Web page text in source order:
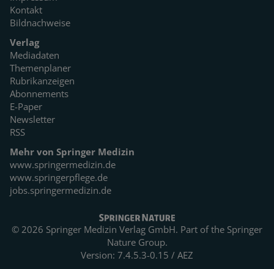
Kontakt
Bildnachweise
Verlag
Mediadaten
Themenplaner
Rubrikanzeigen
Abonnements
E-Paper
Newsletter
RSS
Mehr von Springer Medizin
www.springermedizin.de
www.springerpflege.de
jobs.springermedizin.de
© 2026 Springer Medizin Verlag GmbH. Part of the Springer
Nature Group.
Version: 7.4.5.3-0.15 / AEZ